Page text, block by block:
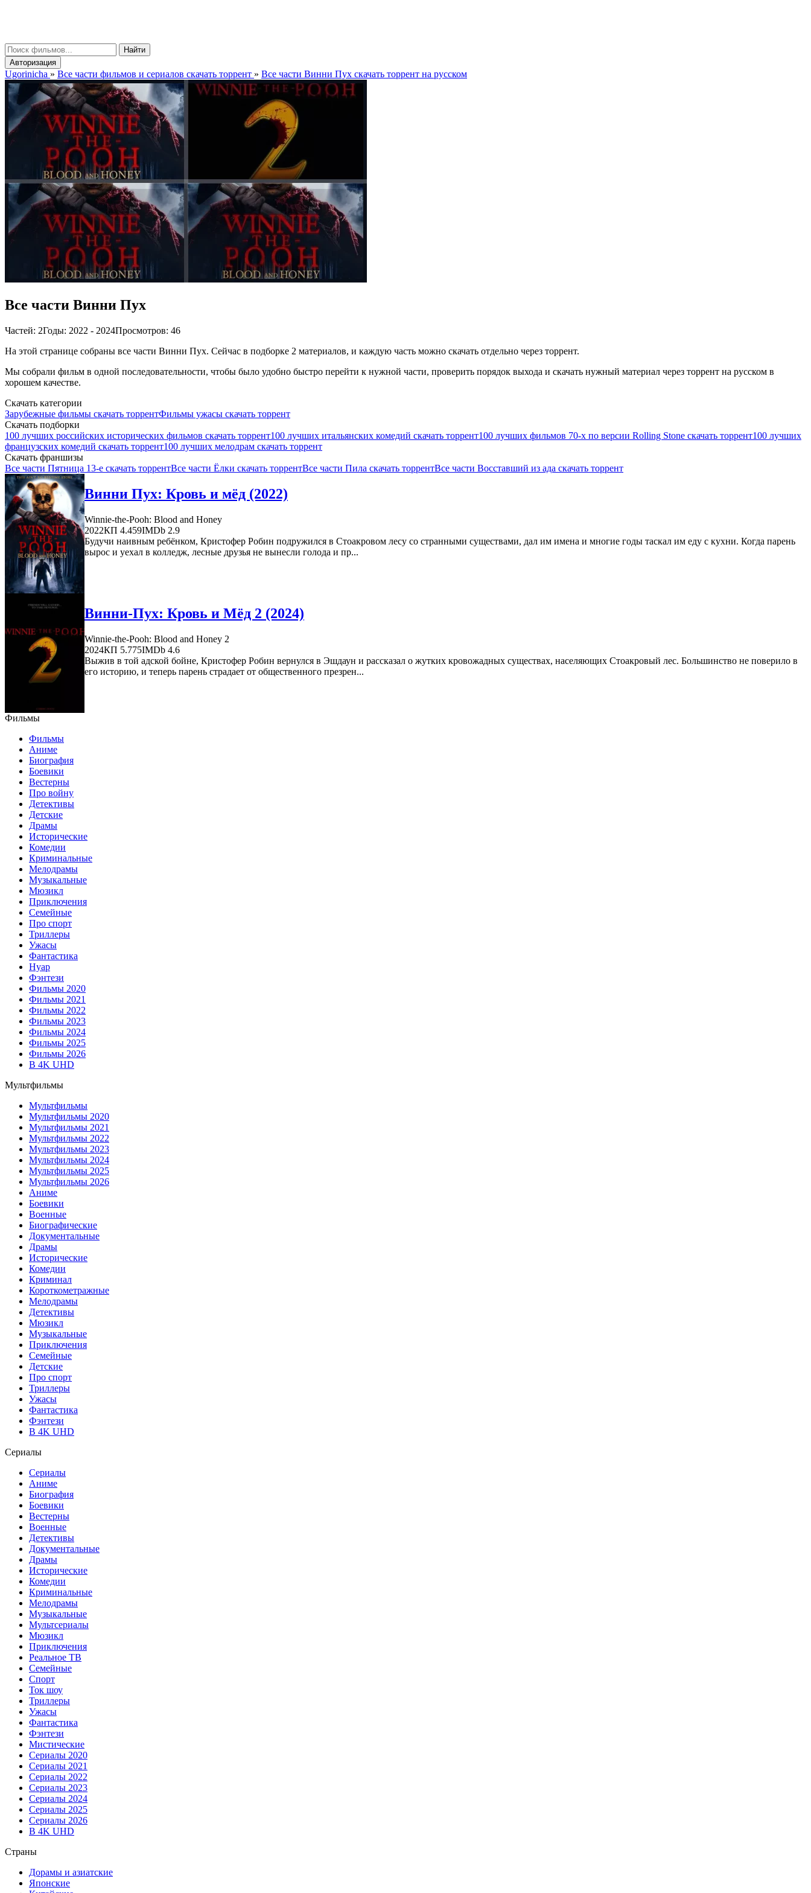
Найти
Авторизация
Ugorinicha » Все части фильмов и сериалов скачать торрент » Все части Винни Пух скачать торрент на русском
Все части Винни Пух
Частей: 2Годы: 2022 - 2024Просмотров: 46
На этой странице собраны все части Винни Пух. Сейчас в подборке 2 материалов, и каждую часть можно скачать отдельно через торрент.
Мы собрали фильм в одной последовательности, чтобы было удобно быстро перейти к нужной части, проверить порядок выхода и скачать нужный материал через торрент на русском в
хорошем качестве.
Скачать категории
Зарубежные фильмы скачать торрентФильмы ужасы скачать торрент
Скачать подборки
100 лучших российских исторических фильмов скачать торрент100 лучших итальянских комедий скачать торрент100 лучших фильмов 70-х по версии Rolling Stone скачать торрент100 лучших
французских комедий скачать торрент100 лучших мелодрам скачать торрент
Скачать франшизы
Все части Пятница 13-е скачать торрентВсе части Ёлки скачать торрентВсе части Пила скачать торрентВсе части Восставший из ада скачать торрент
Винни Пух: Кровь и мёд (2022)
Winnie-the-Pooh: Blood and Honey
2022КП 4.459IMDb 2.9
Будучи наивным ребёнком, Кристофер Робин подружился в Стоакровом лесу со странными существами, дал им имена и многие годы таскал им еду с кухни. Когда парень
вырос и уехал в колледж, лесные друзья не вынесли голода и пр...
Винни-Пух: Кровь и Мёд 2 (2024)
Winnie-the-Pooh: Blood and Honey 2
2024КП 5.775IMDb 4.6
Выжив в той адской бойне, Кристофер Робин вернулся в Эшдаун и рассказал о жутких кровожадных существах, населяющих Стоакровый лес. Большинство не поверило в
его историю, и теперь парень страдает от общественного презрен...
Фильмы
Фильмы
Аниме
Биография
Боевики
Вестерны
Про войну
Детективы
Детские
Драмы
Исторические
Комедии
Криминальные
Мелодрамы
Музыкальные
Мюзикл
Приключения
Семейные
Про спорт
Триллеры
Ужасы
Фантастика
Нуар
Фэнтези
Фильмы 2020
Фильмы 2021
Фильмы 2022
Фильмы 2023
Фильмы 2024
Фильмы 2025
Фильмы 2026
В 4K UHD
Мультфильмы
Мультфильмы
Мультфильмы 2020
Мультфильмы 2021
Мультфильмы 2022
Мультфильмы 2023
Мультфильмы 2024
Мультфильмы 2025
Мультфильмы 2026
Аниме
Боевики
Военные
Биографические
Документальные
Драмы
Исторические
Комедии
Криминал
Короткометражные
Мелодрамы
Детективы
Мюзикл
Музыкальные
Приключения
Семейные
Детские
Про спорт
Триллеры
Ужасы
Фантастика
Фэнтези
В 4K UHD
Сериалы
Сериалы
Аниме
Биография
Боевики
Вестерны
Военные
Детективы
Документальные
Драмы
Исторические
Комедии
Криминальные
Мелодрамы
Музыкальные
Мультсериалы
Мюзикл
Приключения
Реальное ТВ
Семейные
Спорт
Ток шоу
Триллеры
Ужасы
Фантастика
Фэнтези
Мистические
Сериалы 2020
Сериалы 2021
Сериалы 2022
Сериалы 2023
Сериалы 2024
Сериалы 2025
Сериалы 2026
В 4K UHD
Страны
Дорамы и азиатские
Японские